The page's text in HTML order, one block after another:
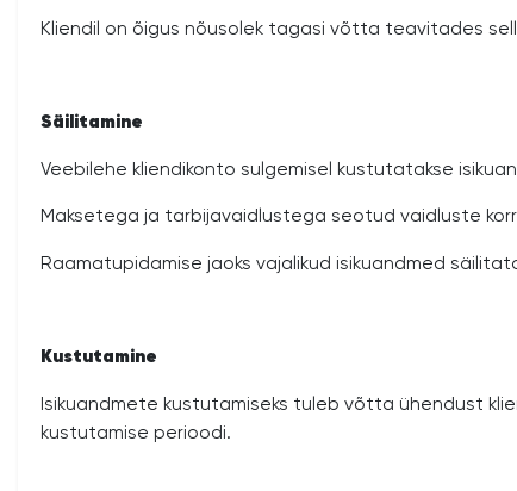
Kliendil on õigus nõusolek tagasi võtta teavitades
Säilitamine
Veebilehe kliendikonto sulgemisel kustutatakse
Maksetega ja tarbijavaidlustega seotud vaidluste
Raamatupidamise jaoks vajalikud isikuandmed
Kustutamine
Isikuandmete kustutamiseks tuleb võtta ühendust
kustutamise perioodi.